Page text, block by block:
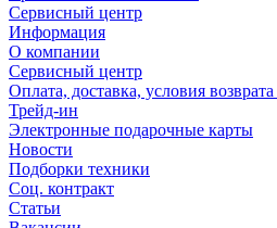
Сервисный центр
Информация
О компании
Сервисный центр
Оплата, доставка, условия возврата
Трейд-ин
Электронные подарочные карты
Новости
Подборки техники
Соц. контракт
Статьи